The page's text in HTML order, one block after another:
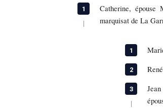
Catherine,
marquisat de La